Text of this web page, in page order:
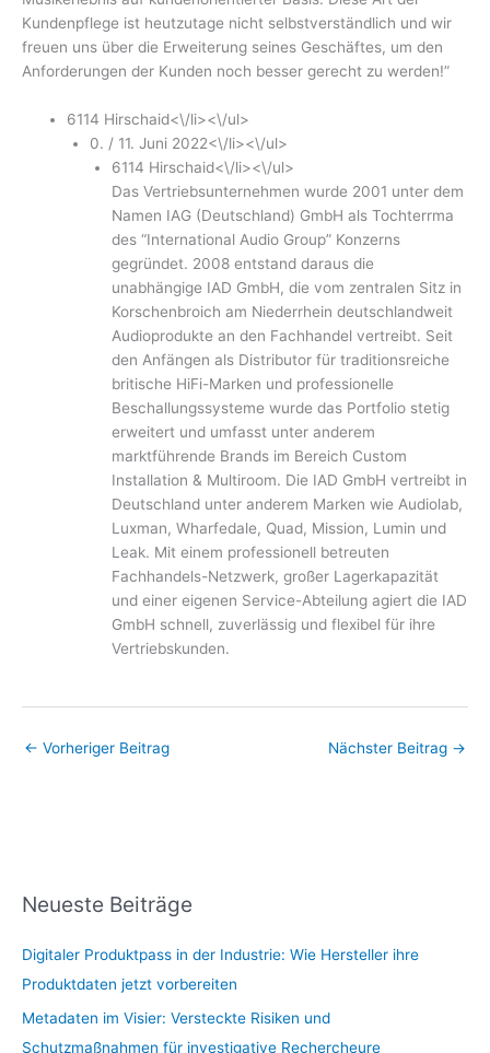
Kundenpflege ist heutzutage nicht selbstverständlich und wir
freuen uns über die Erweiterung seines Geschäftes, um den
Anforderungen der Kunden noch besser gerecht zu werden!”
6114 Hirschaid<\/li><\/ul>
0. / 11. Juni 2022<\/li><\/ul>
6114 Hirschaid<\/li><\/ul>
Das Vertriebsunternehmen wurde 2001 unter dem
Namen IAG (Deutschland) GmbH als Tochterrma
des “International Audio Group” Konzerns
gegründet. 2008 entstand daraus die
unabhängige IAD GmbH, die vom zentralen Sitz in
Korschenbroich am Niederrhein deutschlandweit
Audioprodukte an den Fachhandel vertreibt. Seit
den Anfängen als Distributor für traditionsreiche
britische HiFi-Marken und professionelle
Beschallungssysteme wurde das Portfolio stetig
erweitert und umfasst unter anderem
marktführende Brands im Bereich Custom
Installation & Multiroom. Die IAD GmbH vertreibt in
Deutschland unter anderem Marken wie Audiolab,
Luxman, Wharfedale, Quad, Mission, Lumin und
Leak. Mit einem professionell betreuten
Fachhandels-Netzwerk, großer Lagerkapazität
und einer eigenen Service-Abteilung agiert die IAD
GmbH schnell, zuverlässig und flexibel für ihre
Vertriebskunden.
← Vorheriger Beitrag Nächster Beitrag →
Neueste Beiträge
Digitaler Produktpass in der Industrie: Wie Hersteller ihre
Produktdaten jetzt vorbereiten
Metadaten im Visier: Versteckte Risiken und
Schutzmaßnahmen für investigative Rechercheure